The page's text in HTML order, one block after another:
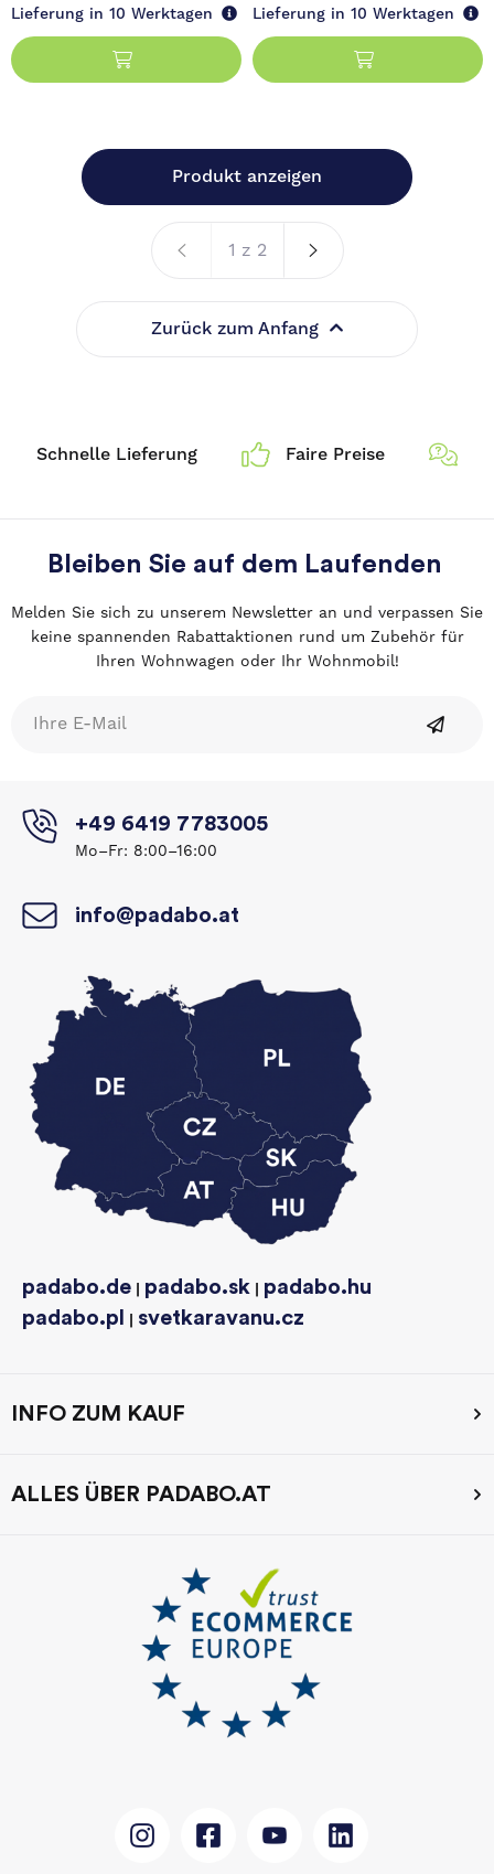
Lieferung in 10 Werktagen Lieferung in 10 Werktagen
Zurück zum Anfang
Produkt anzeigen
1 z 2
Schnelle Lieferung Faire Preise
Bleiben Sie auf dem Laufenden
Melden Sie sich zu unserem Newsletter an und verpassen Sie
keine spannenden Rabattaktionen rund um Zubehör für
Ihren Wohnwagen oder Ihr Wohnmobil!
+49 6419 7783005
Mo–Fr: 8:00–16:00
info@padabo.at
padabo.de | padabo.sk | padabo.hu
padabo.pl
| svetkaravanu.cz
INFO ZUM KAUF
ALLES ÜBER PADABO.AT